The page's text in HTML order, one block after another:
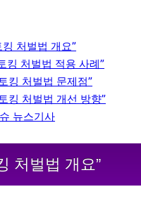
킹 처벌법 개요”
킹 처벌법 적용 사례”
킹 처벌법 문제점”
킹 처벌법 개선 방향”
뉴스기사
처벌법 개요”